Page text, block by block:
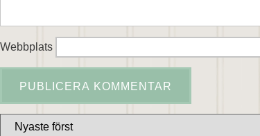
Webbplats